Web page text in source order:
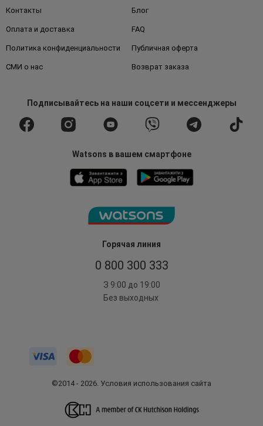
Горячая линия
0 800 300 333
З 9:00 до 19:00
Без выходных
Контакты Блог
Оплата и доставка FAQ
Политика конфиденциальности Публичная оферта
СМИ о нас Возврат заказа
Подписывайтесьна наши соцсети и мессенджеры
Watsons в вашем смартфоне
©2014 - 2026. Условия использования сайта